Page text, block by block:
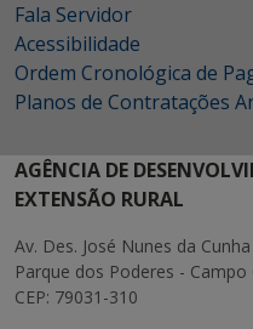
Fala Servidor
Acessibilidade
Ordem Cronológica de
Planos de Contratações
AGÊNCIA DE
EXTENSÃO RURAL
Av. Des. José Nunes da
Parque dos Poderes -
CEP: 79031-310